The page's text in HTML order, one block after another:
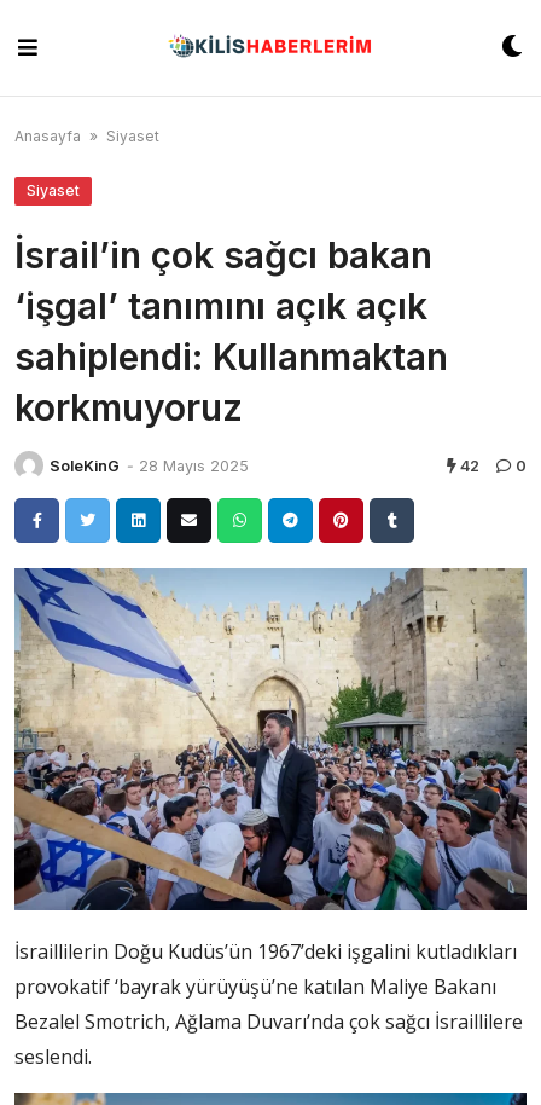
content
Anasayfa » Siyaset
Siyaset
İsrail’in çok sağcı bakan
‘işgal’ tanımını açık açık
sahiplendi: Kullanmaktan
korkmuyoruz
SoleKinG - 28 Mayıs 2025 42 0
İsraillilerin Doğu Kudüs’ün 1967’deki işgalini kutladıkları
provokatif ‘bayrak yürüyüşü’ne katılan Maliye Bakanı
Bezalel Smotrich, Ağlama Duvarı’nda çok sağcı İsraillilere
seslendi.